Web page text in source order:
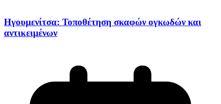
Ηγουμενίτσα: Τοποθέτηση σκαφών ογκωδών και
αντικειμένων